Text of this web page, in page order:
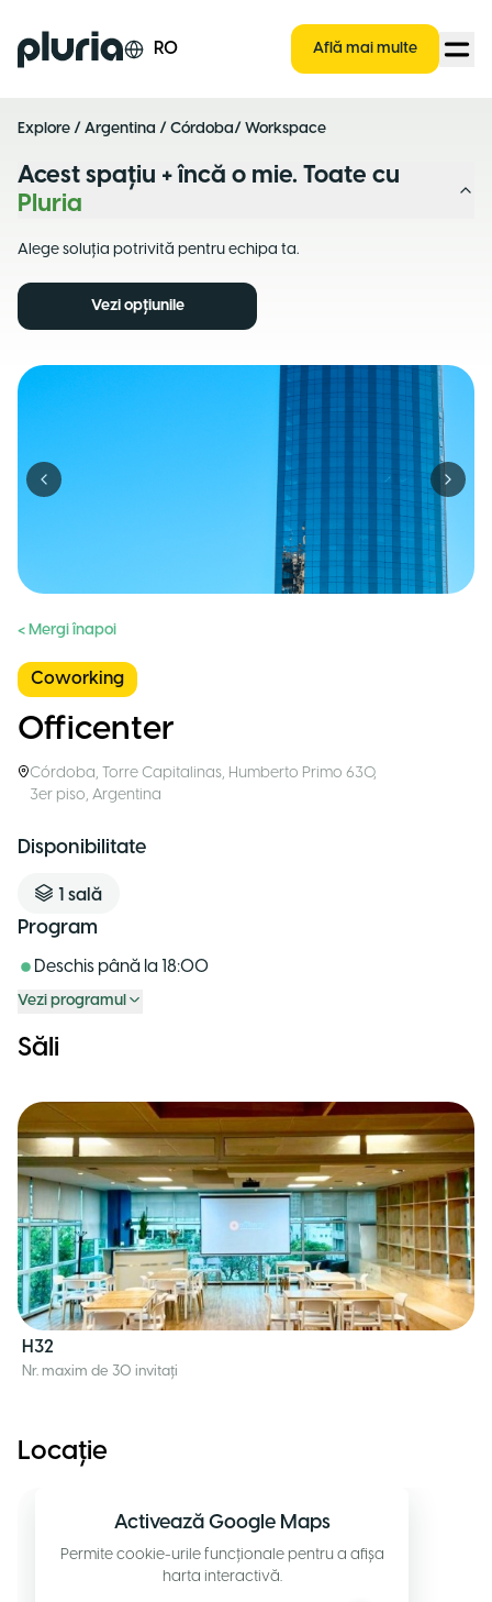
Logo Pluria RO Află mai multe
Explore / Argentina / Córdoba/ Workspace
Acest spațiu + încă o mie. Toate cu
Pluria
Alege soluția potrivită pentru echipa ta.
Vezi opțiunile
Previous slide Next
< Mergi înapoi
Coworking
Officenter
Córdoba, Torre Capitalinas, Humberto Primo 630,
3er piso,Argentina
Disponibilitate
1 sală
Program
Deschis până la 18:00
Vezi programul
Săli
H32
Nr. maxim de 30 invitați
Locație
Activează Google Maps
Permite cookie-urile funcționale pentru a afișa
harta interactivă.